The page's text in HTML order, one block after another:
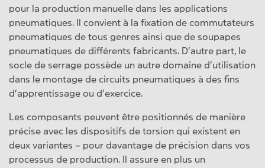
pour la production manuelle dans les applications
pneumatiques. Il convient à la fixation de commutateurs
pneumatiques de tous genres ainsi que de soupapes
pneumatiques de différents fabricants. D’autre part, le
socle de serrage possède un autre domaine d’utilisation
dans le montage de circuits pneumatiques à des fins
d’apprentissage ou d’exercice.
Les composants peuvent être positionnés de manière
précise avec les dispositifs de torsion qui existent en
deux variantes – pour davantage de précision dans vos
processus de production. Il assure en plus un